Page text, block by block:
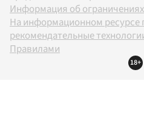
Информация об ограничениях
На информационном
рекомендательные
Правилами
18+